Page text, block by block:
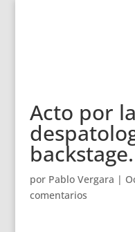
Acto por la
backstage.
por Pablo Vergara |
comentarios